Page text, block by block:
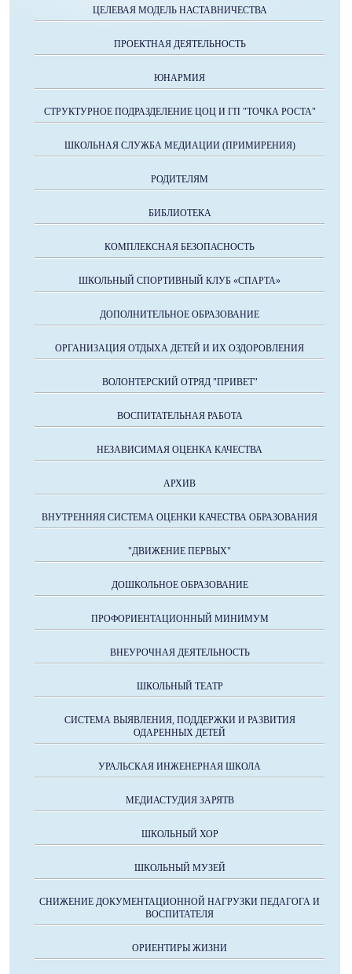
ЦЕЛЕВАЯ МОДЕЛЬ НАСТАВНИЧЕСТВА
ПРОЕКТНАЯ ДЕЯТЕЛЬНОСТЬ
ЮНАРМИЯ
СТРУКТУРНОЕ ПОДРАЗДЕЛЕНИЕ ЦОЦ И ГП "ТОЧКА РОСТА"
ШКОЛЬНАЯ СЛУЖБА МЕДИАЦИИ (ПРИМИРЕНИЯ)
РОДИТЕЛЯМ
БИБЛИОТЕКА
КОМПЛЕКСНАЯ БЕЗОПАСНОСТЬ
ШКОЛЬНЫЙ СПОРТИВНЫЙ КЛУБ «СПАРТА»
ДОПОЛНИТЕЛЬНОЕ ОБРАЗОВАНИЕ
ОРГАНИЗАЦИЯ ОТДЫХА ДЕТЕЙ И ИХ ОЗДОРОВЛЕНИЯ
ВОЛОНТЕРСКИЙ ОТРЯД "ПРИВЕТ"
ВОСПИТАТЕЛЬНАЯ РАБОТА
НЕЗАВИСИМАЯ ОЦЕНКА КАЧЕСТВА
АРХИВ
ВНУТРЕННЯЯ СИСТЕМА ОЦЕНКИ КАЧЕСТВА ОБРАЗОВАНИЯ
"ДВИЖЕНИЕ ПЕРВЫХ"
ДОШКОЛЬНОЕ ОБРАЗОВАНИЕ
ПРОФОРИЕНТАЦИОННЫЙ МИНИМУМ
ВНЕУРОЧНАЯ ДЕЯТЕЛЬНОСТЬ
ШКОЛЬНЫЙ ТЕАТР
СИСТЕМА ВЫЯВЛЕНИЯ, ПОДДЕРЖКИ И РАЗВИТИЯ
ОДАРЕННЫХ ДЕТЕЙ
УРАЛЬСКАЯ ИНЖЕНЕРНАЯ ШКОЛА
МЕДИАСТУДИЯ ЗАРЯТВ
ШКОЛЬНЫЙ ХОР
ШКОЛЬНЫЙ МУЗЕЙ
СНИЖЕНИЕ ДОКУМЕНТАЦИОННОЙ НАГРУЗКИ ПЕДАГОГА И
ВОСПИТАТЕЛЯ
ОРИЕНТИРЫ ЖИЗНИ